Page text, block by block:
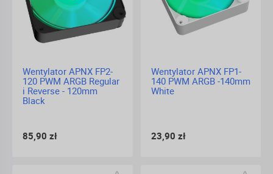
Wentylator APNX FP2-
120 PWM ARGB Regular
i Reverse - 120mm
Black
85,90 zł
Wentylator APNX FP1-
140 PWM ARGB -140mm
White
23,90 zł